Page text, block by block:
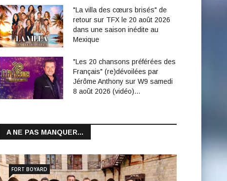
"La villa des cœurs brisés" de
retour sur TFX le 20 août 2026
dans une saison inédite au
Mexique
"Les 20 chansons préférées des
Français" (re)dévoilées par
Jérôme Anthony sur W9 samedi
8 août 2026 (vidéo)…
A NE PAS MANQUER...
FORT BOYARD